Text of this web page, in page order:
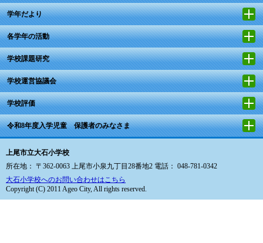
学年だより
各学年の活動
学校課題研究
学校運営協議会
学校評価
令和8年度入学児童 保護者のみなさま
上尾市立大石小学校
所在地： 〒362-0063 上尾市小泉九丁目28番地2 電話： 048-781-0342
大石小学校へのお問い合わせはこちら
Copyright (C) 2011 Ageo City, All rights reserved.